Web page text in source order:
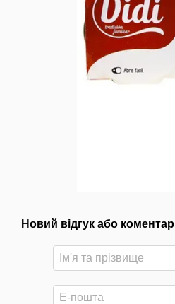
Новий відгук або коментар